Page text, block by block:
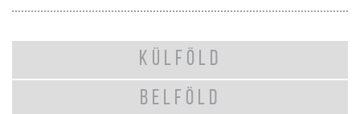
KÜLFÖLD
BELFÖLD